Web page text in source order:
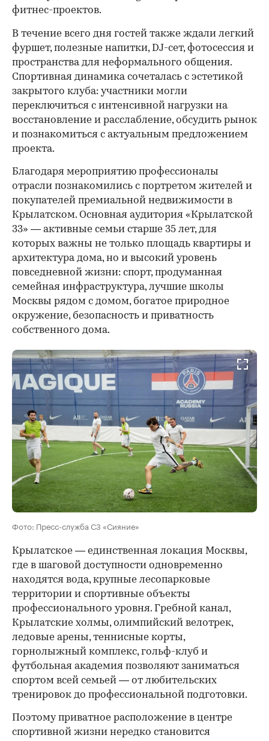
фитнес-проектов.
В течение всего дня гостей также ждали легкий
фуршет, полезные напитки, DJ-сет, фотосессия и
пространства для неформального общения.
Спортивная динамика сочеталась с эстетикой
закрытого клуба: участники могли
переключиться с интенсивной нагрузки на
восстановление и расслабление, обсудить рынок
и познакомиться с актуальным предложением
проекта.
Благодаря мероприятию профессионалы
отрасли познакомились с портретом жителей и
покупателей премиальной недвижимости в
Крылатском. Основная аудитория «Крылатской
33» — активные семьи старше 35 лет, для
которых важны не только площадь квартиры и
архитектура дома, но и высокий уровень
повседневной жизни: спорт, продуманная
семейная инфраструктура, лучшие школы
Москвы рядом с домом, богатое природное
окружение, безопасность и приватность
собственного дома.
Фото: Пресс-служба СЗ «Сияние»
Крылатское — единственная локация Москвы,
где в шаговой доступности одновременно
находятся вода, крупные лесопарковые
территории и спортивные объекты
профессионального уровня. Гребной канал,
Крылатские холмы, олимпийский велотрек,
ледовые арены, теннисные корты,
горнолыжный комплекс, гольф-клуб и
футбольная академия позволяют заниматься
спортом всей семьей — от любительских
тренировок до профессиональной подготовки.
Поэтому приватное расположение в центре
спортивной жизни нередко становится